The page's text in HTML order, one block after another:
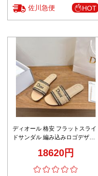
佐川急便 HOT
ディオール 格安 フラットスライ
ドサンダル 編み込みロゴデザイ
18620円